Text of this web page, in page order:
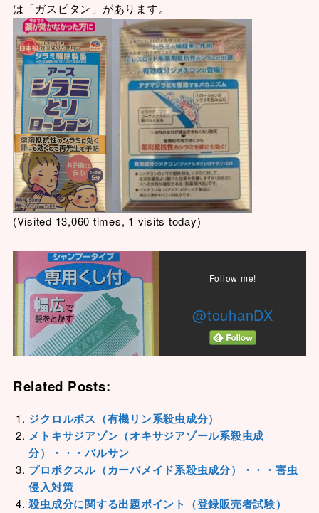
は「ガスピタン」があります。
(Visited 13,060 times, 1 visits today)
Follow me!
@touhanDX
Related Posts:
ジクロルボス（有機リン系殺虫成分）
メトキサジアゾン（オキサジアゾール系殺虫成
分）・・・バルサン
プロポクスル（カーバメイド系殺虫成分）・・・害虫
侵入対策
殺虫成分に関する出題ポイント（登録販売者試験）